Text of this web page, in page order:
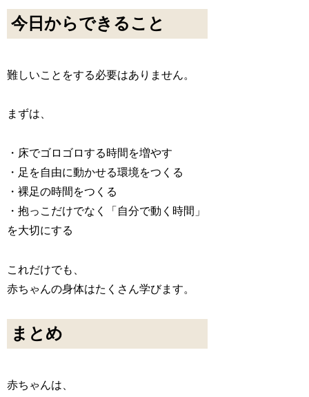
今日からできること
難しいことをする必要はありません。
まずは、
・床でゴロゴロする時間を増やす
・足を自由に動かせる環境をつくる
・裸足の時間をつくる
・抱っこだけでなく「自分で動く時間」
を大切にする
これだけでも、
赤ちゃんの身体はたくさん学びます。
まとめ
赤ちゃんは、